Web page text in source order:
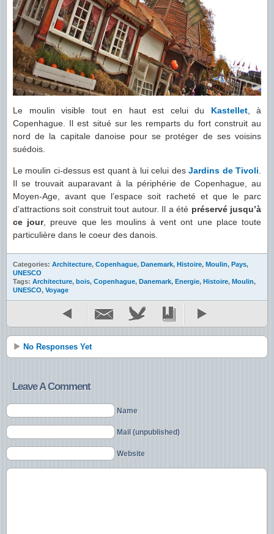
Le moulin visible tout en haut est celui du Kastellet, à
Copenhague. Il est situé sur les remparts du fort construit au
nord de la capitale danoise pour se protéger de ses voisins
suédois.
Le moulin ci-dessus est quant à lui celui desJardins de Tivoli
Il se trouvait auparavant à la périphérie de Copenhague, au
Moyen-Age, avant que l’espace soit racheté et que le parc
d’attractions soit construit tout autour. Il a été préservé jusqu’à
ce jour, preuve que les moulins à vent ont une place toute
particulière dans le coeur des danois.
Categories: Architecture, Copenhague, Danemark, Histoire, Moulin, Pays,
UNESCO
Tags: Architecture, bois, Copenhague, Danemark, Energie, Histoire, Moulin,
UNESCO, Voyage
No Responses Yet
Leave A Comment
Name
Mail (unpublished)
Website